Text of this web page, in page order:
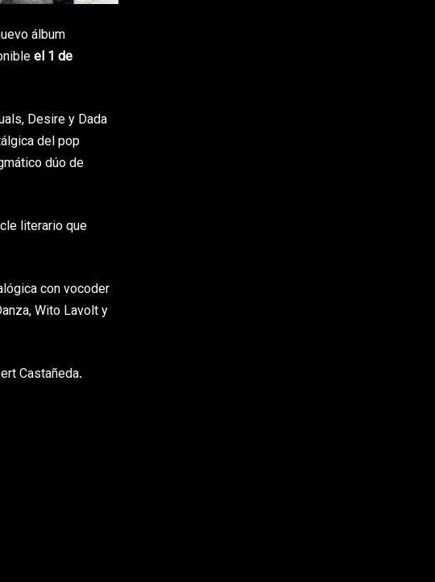
álbum
el 1 de
Desire y Dada
del pop
dúo de
literario que
con vocoder
Wito Lavolt y
Castañeda.